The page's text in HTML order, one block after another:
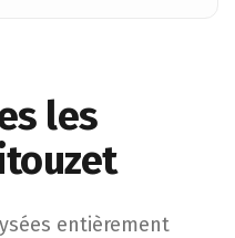
les
privatisés :
entièrement